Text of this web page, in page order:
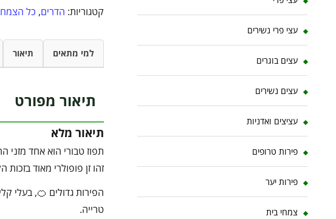
קטגוריות: הדרים, כל
למי מתאים תיאור
תיאור מפורט
תיאור מלא
תפוז טבורי הוא אחד מזני
זהו זן פופולרי מאוד
הפירות גדולים 🍊, בעלי
טרייה.
עצי פרי נשירים
עצים בוגרים
עצים נשירים
עציצים ואדניות
פירות טרופים
פירות יער
צמחי בית